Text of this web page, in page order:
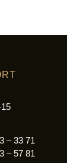
– 33 71
– 57 81